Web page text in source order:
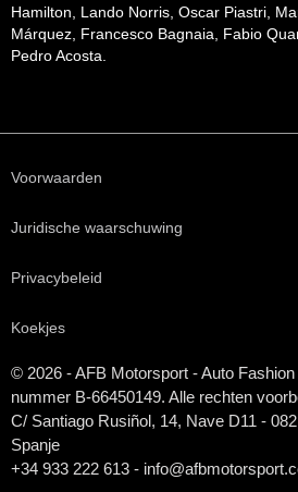
Hamilton, Lando Norris, Oscar Piastri,
Márquez, Francesco Bagnaia, Fabio
Pedro Acosta.
Voorwaarden
Juridische waarschuwing
Privacybeleid
Koekjes
© 2026 - AFB Motorsport - Auto
nummer B-66450149. Alle rechten
C/ Santiago Rusiñol, 14, Nave D11 -
Spanje
+34 933 222 613 -